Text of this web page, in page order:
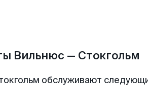
Вильнюс — Стокгольм
обслуживают